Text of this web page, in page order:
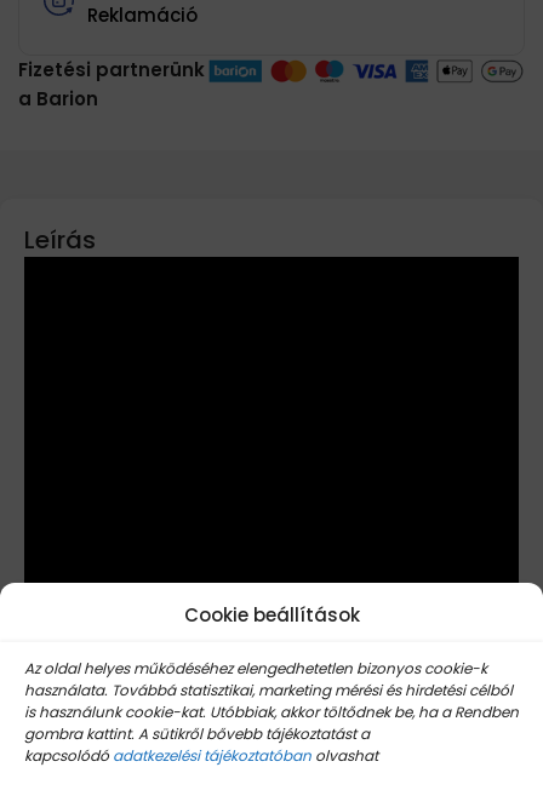
Cookie beállítások
Az oldal helyes működéséhez elengedhetetlen bizonyos cookie-k
használata. Továbbá statisztikai, marketing mérési és hirdetési célból
is használunk cookie-kat. Utóbbiak, akkor töltődnek be, ha a Rendben
gombra kattint. A sütikről bővebb tájékoztatást a
kapcsolódó adatkezelési tájékoztatóban olvashat
Reklamáció
Fizetési partnerünk
a Barion
Leírás